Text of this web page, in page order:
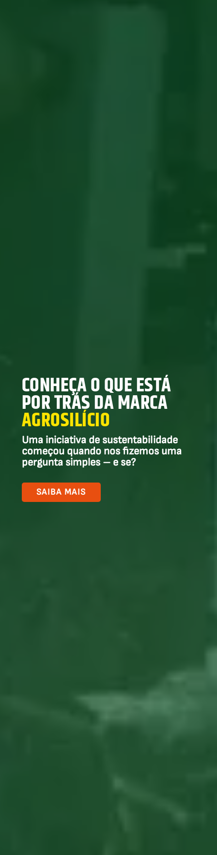
CONHEÇA O QUE ESTÁ
POR TRÁS DA MARCA
AGROSILÍCIO
Uma iniciativa de sustentabilidade
começou quando nos fizemos uma
pergunta simples – e se?
SAIBA MAIS